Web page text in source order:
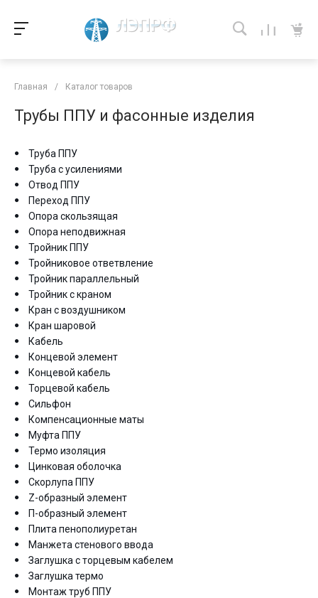
Главная / Каталог товаров
Трубы ППУ и фасонные изделия
Труба ППУ
Труба с усилениями
Отвод ППУ
Переход ППУ
Опора скользящая
Опора неподвижная
Тройник ППУ
Тройниковое ответвление
Тройник параллельный
Тройник с краном
Кран с воздушником
Кран шаровой
Кабель
Концевой элемент
Концевой кабель
Торцевой кабель
Сильфон
Компенсационные маты
Муфта ППУ
Термо изоляция
Цинковая оболочка
Скорлупа ППУ
Z-образный элемент
П-образный элемент
Плита пенополиуретан
Манжета стенового ввода
Заглушка с торцевым кабелем
Заглушка термо
Монтаж труб ППУ